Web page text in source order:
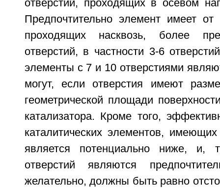
отверстий, проходящих в осевом
Предпочтительно элемент имеет
проходящих насквозь, более
отверстий, в частности 3-6
элементы с 7 и 10 отверстиями
могут, если отверстия имеют
геометрической площади
катализатора. Кроме того,
каталитических элементов,
является потенциально ниже, и,
отверстий являются
желательно, должны быть равно